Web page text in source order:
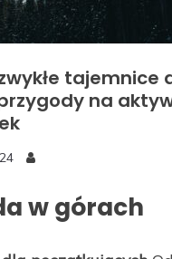
tajemnice
na
w górach